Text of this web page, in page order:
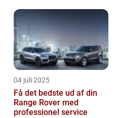
04 juli 2025
Få det bedste ud af din
Range Rover med
professionel service